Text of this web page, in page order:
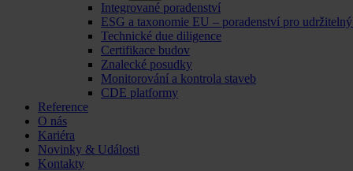
Integrované poradenství
ESG a taxonomie EU – poradenství pro
Technické due diligence
Certifikace budov
Znalecké posudky
Monitorování a kontrola staveb
CDE platformy
Reference
O nás
Kariéra
Novinky & Události
Kontakty